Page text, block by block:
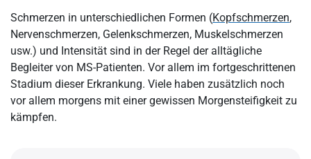
Schmerzen in unterschiedlichen Formen (Kopfschmerzen,
Nervenschmerzen, Gelenkschmerzen, Muskelschmerzen
usw.) und Intensität sind in der Regel der alltägliche
Begleiter von MS-Patienten. Vor allem im fortgeschrittenen
Stadium dieser Erkrankung. Viele haben zusätzlich noch
vor allem morgens mit einer gewissen Morgensteifigkeit zu
kämpfen.